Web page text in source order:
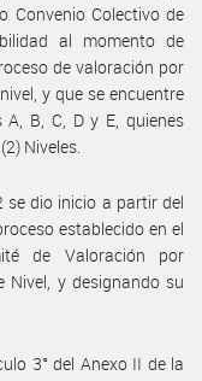
Convenio Colectivo de
al momento de
de valoración por
y que se encuentre
B, C, D y E, quienes
Niveles.
se dio inicio a partir del
establecido en el
de Valoración por
Nivel, y designando su
3° del Anexo II de la